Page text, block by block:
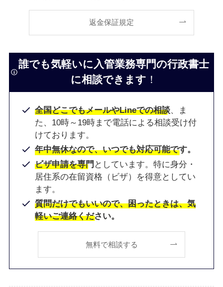
返金保証規定
誰でも気軽いに入管業務専門の行政書士
に相談できます ！
全国どこでもメールやLineでの相談、ま
た、10時～19時まで電話による相談受け付
けております。
年中無休なので、いつでも対応可能です。
ビザ申請を専門 としています。特に身分・
居住系の在留資格（ビザ）を得意としてい
ます。
質問だけでもいいので、困ったときは、気
軽いご連絡ください。
無料で相談する